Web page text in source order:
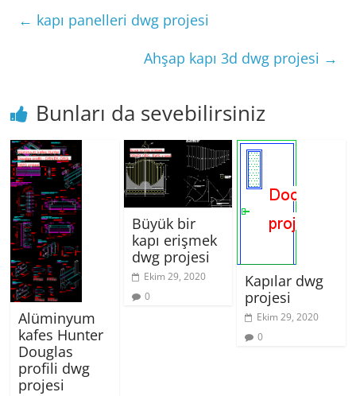
← kapı panelleri dwg projesi
Ahşap kapı 3d dwg projesi →
Bunları da sevebilirsiniz
Alüminyum
kafes Hunter
Douglas
profili dwg
projesi
Büyük bir
kapı erişmek
dwg projesi
Ekim 29, 2020
0
Kapılar dwg
projesi
Ekim 29, 2020
0